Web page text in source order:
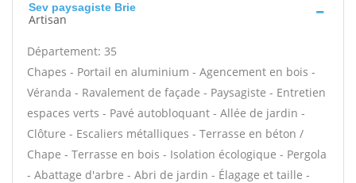
Sev paysagiste Brie
Artisan
Département: 35
Chapes - Portail en aluminium - Agencement en bois -
Véranda - Ravalement de façade - Paysagiste - Entretien
espaces verts - Pavé autobloquant - Allée de jardin -
Clôture - Escaliers métalliques - Terrasse en béton /
Chape - Terrasse en bois - Isolation écologique - Pergola
- Abattage d'arbre - Abri de jardin - Élagage et taille -